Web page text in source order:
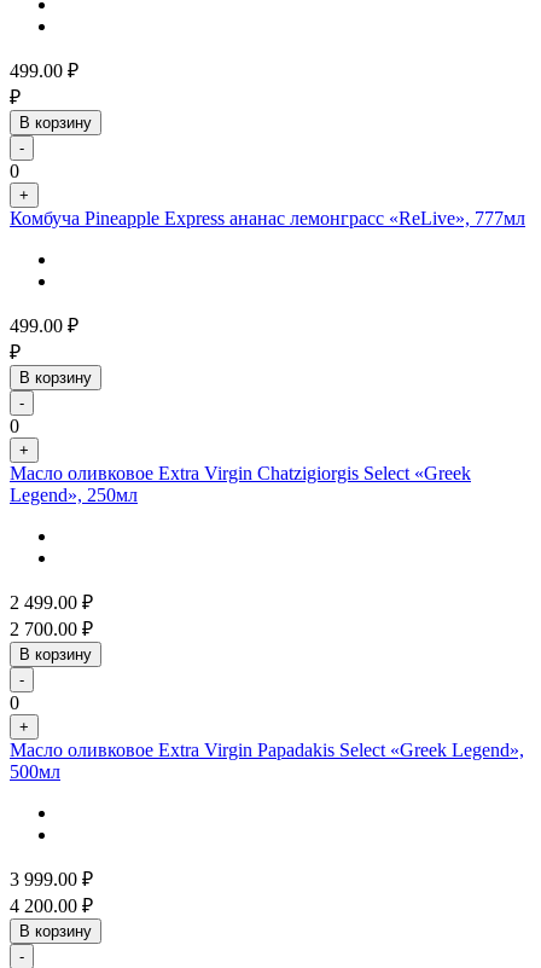
499.00 ₽
₽
В корзину
-
0
+
Комбуча Pineapple Express ананас лемонграсс «ReLive», 777мл
499.00 ₽
₽
В корзину
-
0
+
Масло оливковое Extra Virgin Chatzigiorgis Select «Greek
Legend», 250мл
2 499.00 ₽
2 700.00 ₽
В корзину
-
0
+
Масло оливковое Extra Virgin Papadakis Select «Greek Legend»,
500мл
3 999.00 ₽
4 200.00 ₽
В корзину
-